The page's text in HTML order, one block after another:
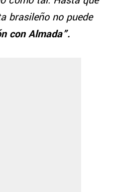
brasileño no puede
con Almada”.